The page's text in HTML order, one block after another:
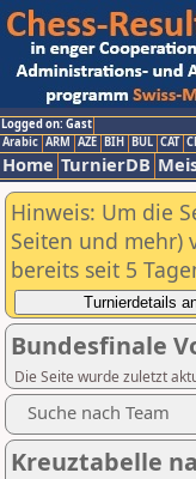
Logged on: Gast
Arabic ARM AZE BIH BUL CAT
Home TurnierDB
Hinweis: Um die
Seiten und mehr)
bereits seit 5
Bundesfinale
Die Seite wurde zuletzt
Suche nach Team
Kreuztabelle